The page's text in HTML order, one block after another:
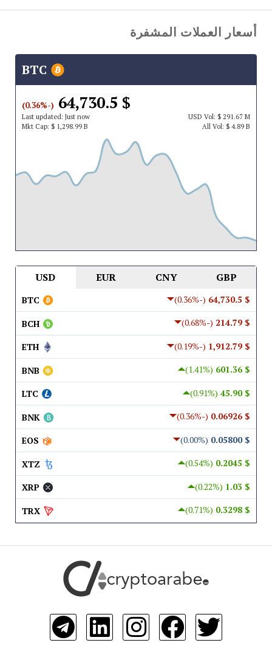
أسعار العملات المشفرة
$ 64,730.5
(-0.36%)
Last updated: Just now USDVol: $ 291.67 M
Mkt Cap: $ 1,298.99 B All Vol: $ 4.89 B
USD EUR CNY GBP
$ 64,730.5
(-0.36%)
BTC
$ 214.79
(-0.68%)
BCH
$ 1,912.79
(-0.19%)
ETH
$ 601.36
(1.41%)
BNB
$ 45.90
(0.91%)
LTC
$ 0.06926
(-0.36%)
BNK
$ 0.05800
(0.00%)
EOS
$ 0.2045
(0.54%)
XTZ
$ 1.03
(0.22%)
XRP
$ 0.3298
(0.71%)
TRX